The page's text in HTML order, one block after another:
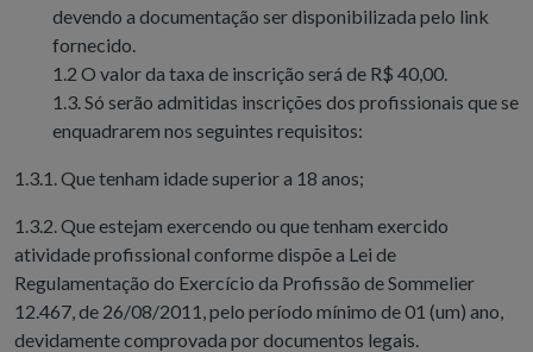
devendo a documentação ser disponibilizada pelo link
fornecido.
1.2 O valor da taxa de inscrição será de R$ 40,00.
1.3. Só serão admitidas inscrições dos profissionais que se
enquadrarem nos seguintes requisitos:
1.3.1. Que tenham idade superior a 18 anos;
1.3.2. Que estejam exercendo ou que tenham exercido
atividade profissional conforme dispõe a Lei de
Regulamentação do Exercício da Profissão de Sommelier
12.467, de 26/08/2011, pelo período mínimo de 01 (um) ano,
devidamente comprovada por documentos legais.